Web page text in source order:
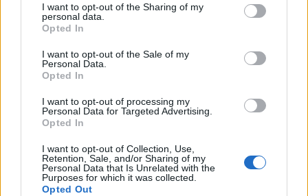
I want to opt-out of the Sharing of my
personal data.
Opted In
I want to opt-out of the Sale of my
Personal Data.
Opted In
I want to opt-out of processing my
Personal Data for Targeted Advertising.
Opted In
I want to opt-out of Collection, Use,
Retention, Sale, and/or Sharing of my
Personal Data that Is Unrelated with the
Purposes for which it was collected.
Opted Out
Deseu el meu nom, el correu electrònic i el lloc web en
aquest navegador per a la propera vegada que comenti.
ÚLTIMES NOTÍCIES
L’Observatori de l’Ebre lidera de nou la